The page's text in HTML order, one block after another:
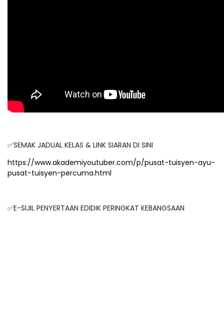
✅SEMAK JADUAL KELAS & LINK SIARAN DI SINI
https://www.akademiyoutuber.com/p/pusat-tuisyen-ayu-
pusat-tuisyen-percuma.html
✅E-SIJIL PENYERTAAN EDIDIK PERINGKAT KEBANGSAAN